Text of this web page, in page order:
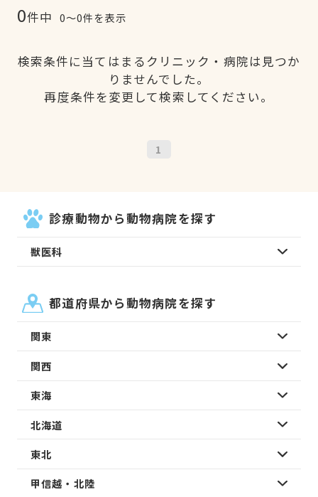
0件中 0〜0件を表示
検索条件に当てはまるクリニック・病院は見つか
りませんでした。
再度条件を変更して検索してください。
1
診療動物から動物病院を探す
獣医科
都道府県から動物病院を探す
関東
関西
東海
北海道
東北
甲信越・北陸